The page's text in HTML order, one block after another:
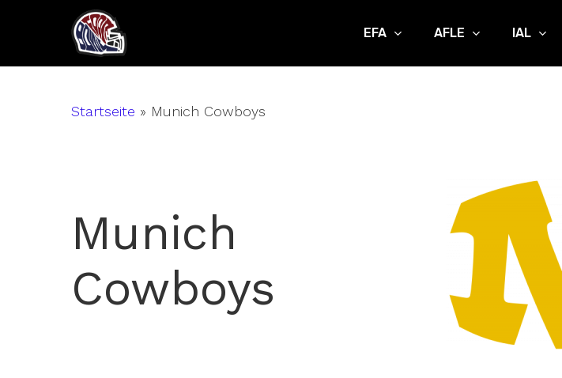
main
EFA AFLE IAL
Startseite » Munich Cowboys
Munich
Cowboys